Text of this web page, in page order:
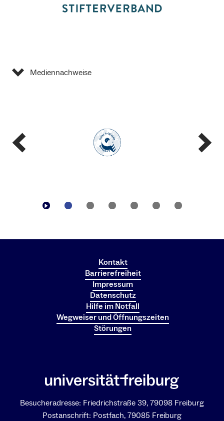
Mediennachweise
Kontakt
Barrierefreiheit
Impressum
Datenschutz
Hilfe im Notfall
Wegweiser und Öffnungszeiten
Störungen
Besucheradresse: Friedrichstraße 39, 79098 Freiburg
Postanschrift: Postfach, 79085 Freiburg